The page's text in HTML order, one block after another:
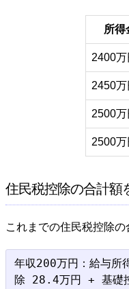
所得
2400
2450
2500
2500万
住民税控除の合計額
これまでの住民税控除の
年収200万円：給与
除 28.4万円 + 基礎